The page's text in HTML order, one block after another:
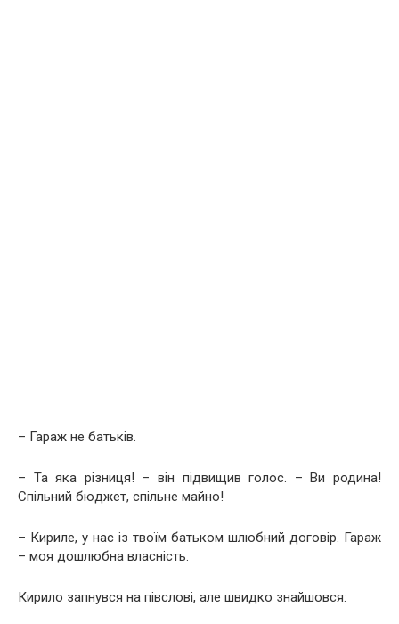
– Гараж не батьків.
– Та яка різниця! – він підвищив голос. – Ви родина!
Спільний бюджет, спільне майно!
– Кириле, у нас із твоїм батьком шлюбний договір. Гараж
– моя дошлюбна власність.
Кирило запнувся на півслові, але швидко знайшовся: